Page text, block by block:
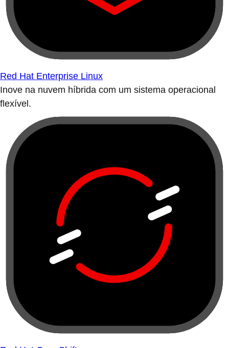
Red Hat Enterprise Linux
Inove na nuvem híbrida com um sistema operacional
flexível.